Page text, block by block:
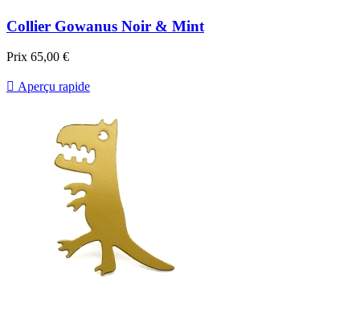
Collier Gowanus Noir & Mint
Prix 65,00 €
 Aperçu rapide